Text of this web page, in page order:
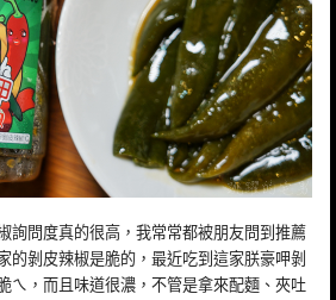
詢問度真的很高，我常常都被朋友問到推薦
的剝皮辣椒是脆的，最近吃到這家朕豪呷剝
ㄟ，而且味道很濃，不管是拿來配麵、夾吐